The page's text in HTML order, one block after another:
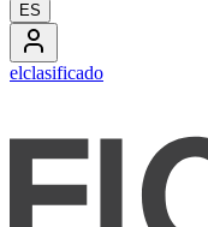
ES
elclasificado